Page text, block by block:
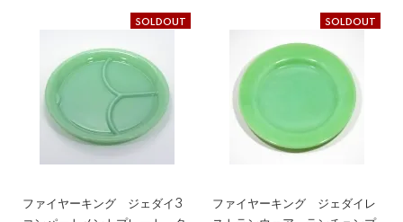
SOLDOUT
ファイヤーキング ジェダイ3
SOLDOUT
ファイヤーキング ジェダイレ